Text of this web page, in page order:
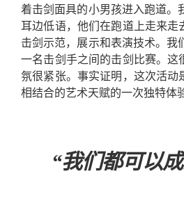
着击剑面具的小男孩进入跑道。
耳边低语，他们在跑道上走来走
击剑示范，展示和表演技术。我
一名击剑手之间的击剑比赛。这
氛很紧张。事实证明，这次活动
相结合的艺术天赋的一次独特体
“我们都可以